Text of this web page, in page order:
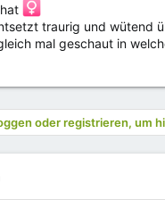
traurig und wütend
mal geschaut in
oder registrieren, um